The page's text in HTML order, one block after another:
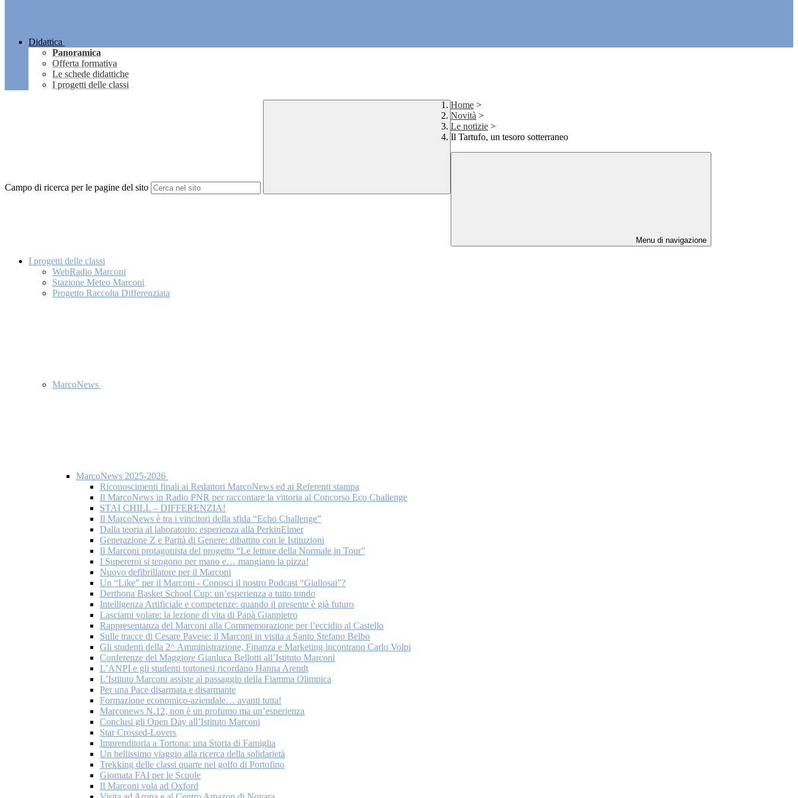
Didattica
Panoramica
Offerta formativa
Le schede didattiche
I progetti delle classi
Campo di ricerca per le pagine del sito
Home >
Novità >
Le notizie >
Il Tartufo, un tesoro sotterraneo
Menu di navigazione
I progetti delle classi
WebRadio Marconi
Stazione Meteo Marconi
Progetto Raccolta Differenziata
MarcoNews
MarcoNews 2025-2026
Riconoscimenti finali ai Redattori MarcoNews ed ai Referenti stampa
Il MarcoNews in Radio PNR per raccontare la vittoria al Concorso Eco Challenge
STAI CHILL – DIFFERENZIA!
Il MarcoNews è tra i vincitori della sfida “Echo Challenge”
Dalla teoria al laboratorio: esperienza alla PerkinElmer
Generazione Z e Parità di Genere: dibattito con le Istituzioni
Il Marconi protagonista del progetto “Le letture della Normale in Tour”
I Supereroi si tengono per mano e… mangiano la pizza!
Nuovo defibrillatore per il Marconi
Un “Like” per il Marconi - Conosci il nostro Podcast “Giallosai”?
Derthona Basket School Cup: un’esperienza a tutto tondo
Intelligenza Artificiale e competenze: quando il presente è già futuro
Lasciami volare: la lezione di vita di Papà Gianpietro
Rappresentanza del Marconi alla Commemorazione per l’eccidio al Castello
Sulle tracce di Cesare Pavese: il Marconi in visita a Santo Stefano Belbo
Gli studenti della 2^ Amministrazione, Finanza e Marketing incontrano Carlo Volpi
Conferenze del Maggiore Gianluca Bellotti all’Istituto Marconi
L’ANPI e gli studenti tortonesi ricordano Hanna Arendt
L’Istituto Marconi assiste al passaggio della Fiamma Olimpica
Per una Pace disarmata e disarmante
Formazione economico-aziendale… avanti tutta!
Marconews N.12, non è un profumo ma un’esperienza
Conclusi gli Open Day all’Istituto Marconi
Star Crossed-Lovers
Imprenditoria a Tortona: una Storia di Famiglia
Un bellissimo viaggio alla ricerca della solidarietà
Trekking delle classi quarte nel golfo di Portofino
Giornata FAI per le Scuole
Il Marconi vola ad Oxford